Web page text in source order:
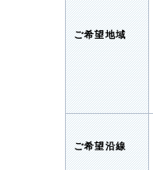
ご希望地域
ご希望沿線